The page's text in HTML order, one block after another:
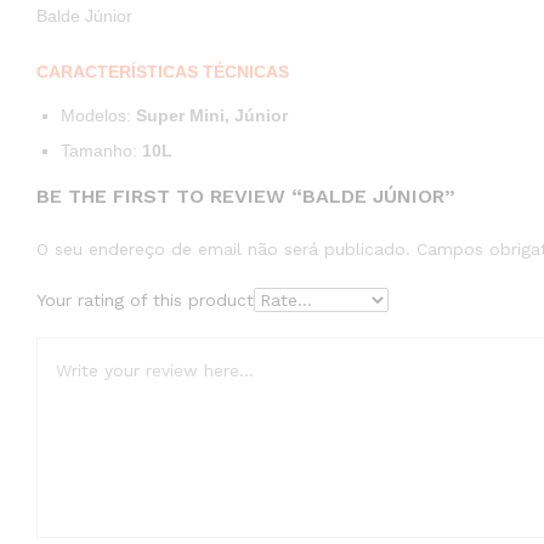
Balde Júnior
CARACTERÍSTICAS TÉCNICAS
Modelos: Super Mini, Júnior
Tamanho: 10L
BE THE FIRST TO REVIEW “BALDE JÚNIOR”
O seu endereço de email não será publicado. Campos
Your rating of this product